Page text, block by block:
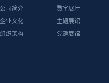
公司简介
企业文化
组织架构
数字展厅
主题展馆
党建展馆